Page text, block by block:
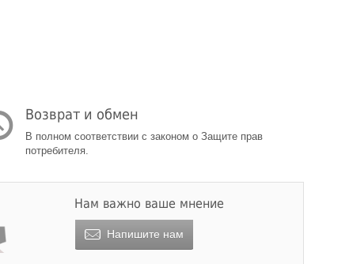
Возврат и обмен
В полном соответствии с законом о Защите прав
потребителя.
Нам важно ваше мнение
Напишите нам